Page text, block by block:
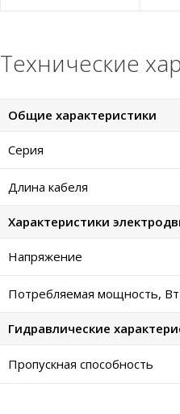
Технические
Общие характеристики
Серия
Длина кабеля
Характеристики
Напряжение
Потребляемая мощность, Вт
Гидравлические
Пропускная способность